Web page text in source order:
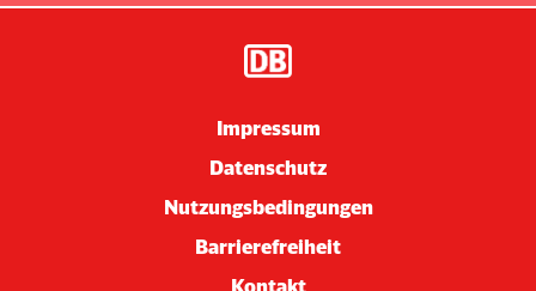
Impressum
Datenschutz
Nutzungsbedingungen
Barrierefreiheit